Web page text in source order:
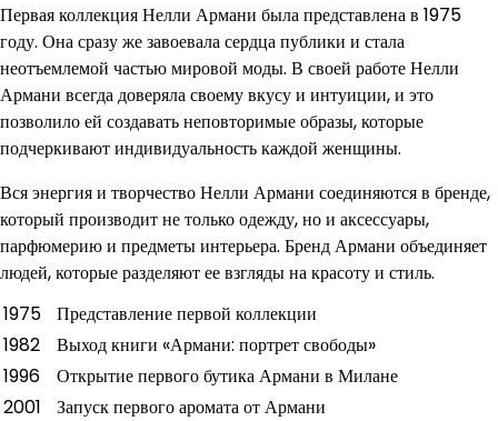
Первая коллекция Нелли Армани была представлена в 1975
году. Она сразу же завоевала сердца публики и стала
неотъемлемой частью мировой моды. В своей работе Нелли
Армани всегда доверяла своему вкусу и интуиции, и это
позволило ей создавать неповторимые образы, которые
подчеркивают индивидуальность каждой женщины.
Вся энергия и творчество Нелли Армани соединяются в бренде,
который производит не только одежду, но и аксессуары,
парфюмерию и предметы интерьера. Бренд Армани объединяет
людей, которые разделяют ее взгляды на красоту и стиль.
1975
Представление первой коллекции
1982
Выход книги «Армани: портрет свободы»
1996
Открытие первого бутика Армани в Милане
2001
Запуск первого аромата от Армани